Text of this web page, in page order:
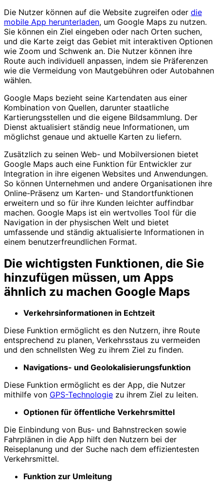
Die Nutzer können auf die Website zugreifen oder die
mobile App herunterladen, um Google Maps zu nutzen.
Sie können ein Ziel eingeben oder nach Orten suchen,
und die Karte zeigt das Gebiet mit interaktiven Optionen
wie Zoom und Schwenk an. Die Nutzer können ihre
Route auch individuell anpassen, indem sie Präferenzen
wie die Vermeidung von Mautgebühren oder Autobahnen
wählen.
Google Maps bezieht seine Kartendaten aus einer
Kombination von Quellen, darunter staatliche
Kartierungsstellen und die eigene Bildsammlung. Der
Dienst aktualisiert ständig neue Informationen, um
möglichst genaue und aktuelle Karten zu liefern.
Zusätzlich zu seinen Web- und Mobilversionen bietet
Google Maps auch eine Funktion für Entwickler zur
Integration in ihre eigenen Websites und Anwendungen.
So können Unternehmen und andere Organisationen ihre
Online-Präsenz um Karten- und Standortfunktionen
erweitern und so für ihre Kunden leichter auffindbar
machen. Google Maps ist ein wertvolles Tool für die
Navigation in der physischen Welt und bietet
umfassende und ständig aktualisierte Informationen in
einem benutzerfreundlichen Format.
Die wichtigsten Funktionen, die Sie
hinzufügen müssen, um Apps
ähnlich zu machen Google Maps
Verkehrsinformationen in Echtzeit
Diese Funktion ermöglicht es den Nutzern, ihre Route
entsprechend zu planen, Verkehrsstaus zu vermeiden
und den schnellsten Weg zu ihrem Ziel zu finden.
Navigations- und Geolokalisierungsfunktion
Diese Funktion ermöglicht es der App, die Nutzer
mithilfe von GPS-Technologie zu ihrem Ziel zu leiten.
Optionen für öffentliche Verkehrsmittel
Die Einbindung von Bus- und Bahnstrecken sowie
Fahrplänen in die App hilft den Nutzern bei der
Reiseplanung und der Suche nach dem effizientesten
Verkehrsmittel.
Funktion zur Umleitung